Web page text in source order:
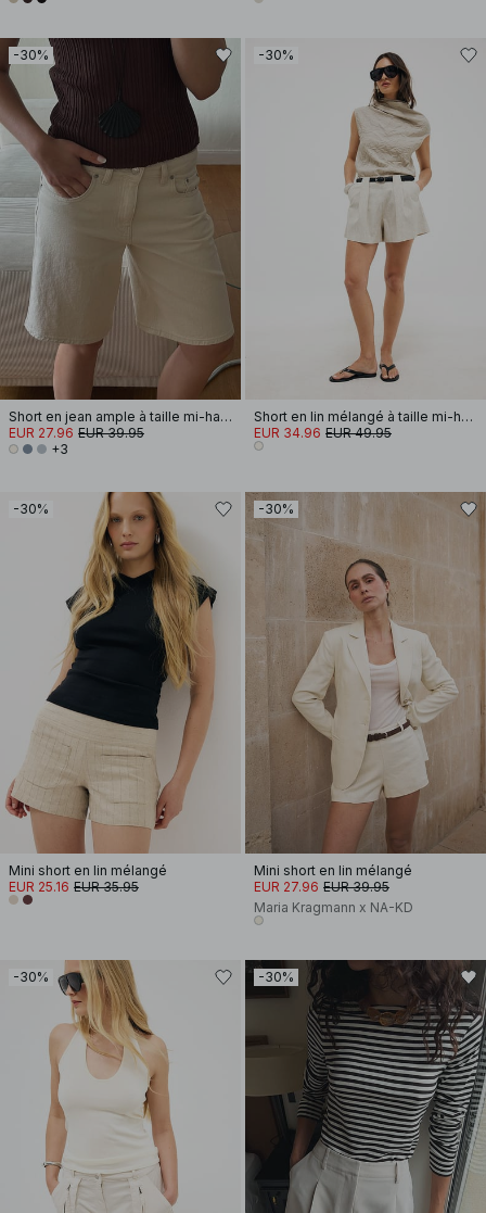
-30%
Short en jean ample à taille mi-haute
EUR 27.96 EUR 39.95
+3
-30%
Short en lin mélangé à taille mi-haute
EUR 34.96 EUR 49.95
-30%
Mini short en lin mélangé
EUR 25.16 EUR 35.95
-30%
Mini short en lin mélangé
EUR 27.96 EUR 39.95
Maria Kragmann x NA-KD
-30% -30%